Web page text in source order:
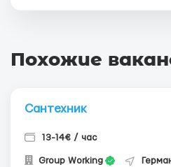
Похожие
Сантехник
13-14€ / час
Group Working